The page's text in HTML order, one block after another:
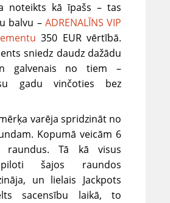
noteikts kā īpašs – tas
balvu – ADRENALĪNS VIP
350 EUR vērtībā.
sniedz daudz dažādu
galvenais no tiem –
gadu vinčoties bez
varēja spridzināt no
. Kopumā veicām 6
raundus. Tā kā visus
šajos raundos
un lielais Jackpots
sacensību laikā, to